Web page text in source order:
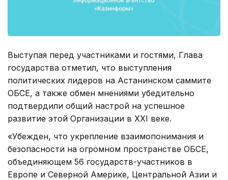
Выступая перед участниками и гостями, Глава
государства отметил, что выступления
политических лидеров на Астанинском саммите
ОБСЕ, а также обмен мнениями убедительно
подтвердили общий настрой на успешное
развитие этой Организации в XXI веке.
«Убежден, что укрепление взаимопонимания и
безопасности на огромном пространстве ОБСЕ,
объединяющем 56 государств-участников в
Европе и Северной Америке, Центральной Азии и